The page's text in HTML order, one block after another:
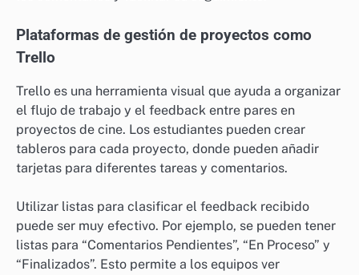
Plataformas de gestión de proyectos como
Trello
Trello es una herramienta visual que ayuda a organizar
el flujo de trabajo y el feedback entre pares en
proyectos de cine. Los estudiantes pueden crear
tableros para cada proyecto, donde pueden añadir
tarjetas para diferentes tareas y comentarios.
Utilizar listas para clasificar el feedback recibido
puede ser muy efectivo. Por ejemplo, se pueden tener
listas para “Comentarios Pendientes”, “En Proceso” y
“Finalizados”. Esto permite a los equipos ver